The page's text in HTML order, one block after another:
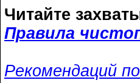
Читайте
Правила
Рекомендаций